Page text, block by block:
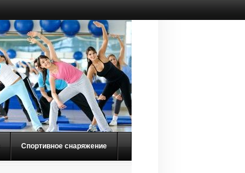
Спортивное снаряжение